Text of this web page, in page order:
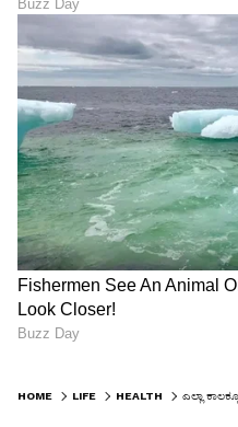
HOME LIFE HEALTH